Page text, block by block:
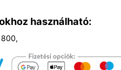
használható:
800,